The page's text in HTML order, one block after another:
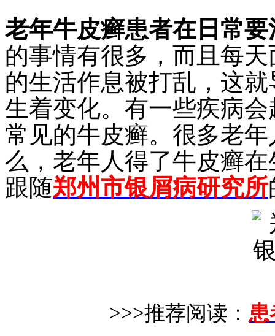
老年牛皮癣患者在日常
的事情有很多，而且每
的生活作息被打乱，这
生着变化。有一些疾病
常见的牛皮癣。很多老
么，老年人得了牛皮癣
跟随郑州市银屑病研究所
>>>推荐阅读：